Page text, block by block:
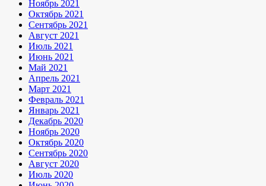
Ноябрь 2021
Октябрь 2021
Сентябрь 2021
Август 2021
Июль 2021
Июнь 2021
Май 2021
Апрель 2021
Март 2021
Февраль 2021
Январь 2021
Декабрь 2020
Ноябрь 2020
Октябрь 2020
Сентябрь 2020
Август 2020
Июль 2020